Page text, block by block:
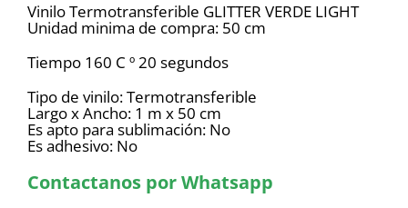
Vinilo Termotransferible GLITTER VERDE LIGHT
Unidad minima de compra: 50 cm
Tiempo 160 C º 20 segundos
Tipo de vinilo: Termotransferible
Largo x Ancho: 1 m x 50 cm
Es apto para sublimación: No
Es adhesivo: No
Contactanos por Whatsapp